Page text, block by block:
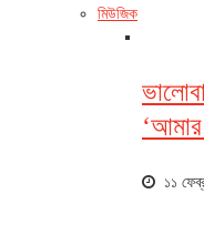
মিউজিক
১১